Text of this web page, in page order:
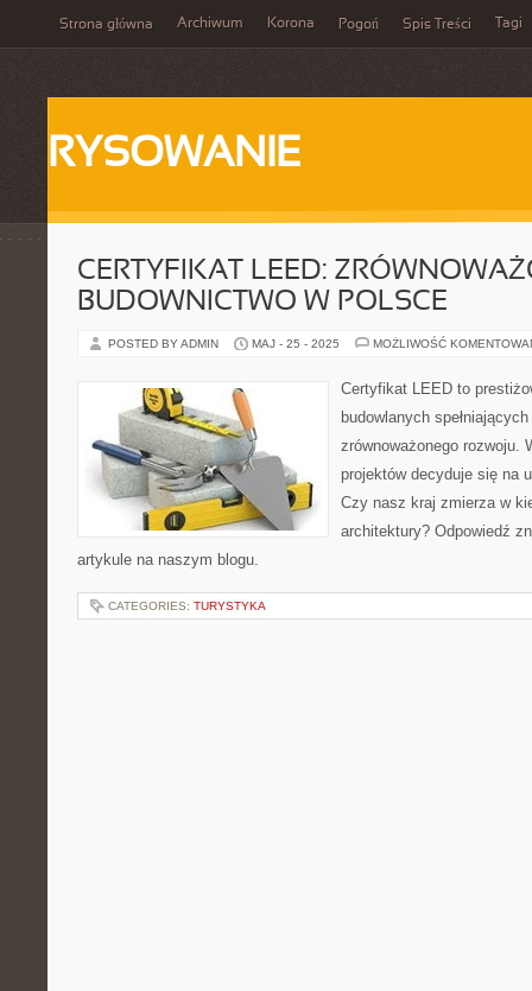
Strona główna Archiwum Korona Pogoń Spis Treści Tagi
RYSOWANIE
CERTYFIKAT LEED:
BUDOWNICTWO W POLSCE
POSTED BY ADMIN MAJ - 25 - 2025 MOŻLIWOŚĆ
Certyfikat LEED to
budowlanych
zrównoważonego rozwoju.
projektów decyduje się na
Czy nasz kraj zmierza w
architektury? Odpowiedź
artykule na naszym blogu.
CATEGORIES: TURYSTYKA